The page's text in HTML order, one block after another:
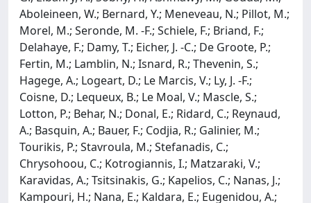
Aboleineen, W.; Bernard, Y.; Meneveau, N.; Pillot, M.;
Morel, M.; Seronde, M. -F.; Schiele, F.; Briand, F.;
Delahaye, F.; Damy, T.; Eicher, J. -C.; De Groote, P.;
Fertin, M.; Lamblin, N.; Isnard, R.; Thevenin, S.;
Hagege, A.; Logeart, D.; Le Marcis, V.; Ly, J. -F.;
Coisne, D.; Lequeux, B.; Le Moal, V.; Mascle, S.;
Lotton, P.; Behar, N.; Donal, E.; Ridard, C.; Reynaud,
A.; Basquin, A.; Bauer, F.; Codjia, R.; Galinier, M.;
Tourikis, P.; Stavroula, M.; Stefanadis, C.;
Chrysohoou, C.; Kotrogiannis, I.; Matzaraki, V.;
Karavidas, A.; Tsitsinakis, G.; Kapelios, C.; Nanas, J.;
Kampouri, H.; Nana, E.; Kaldara, E.; Eugenidou, A.;